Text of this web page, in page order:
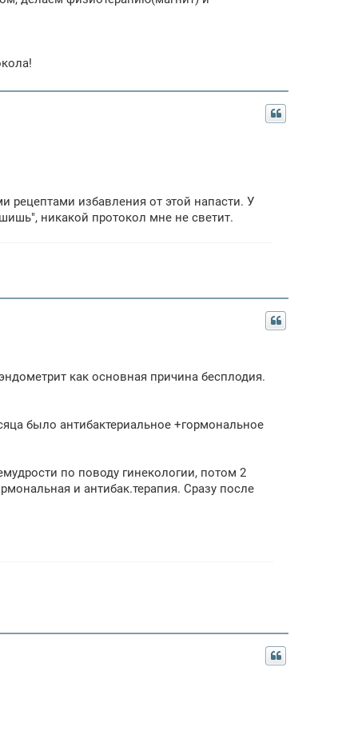
избавления от этой напасти. У
никакой протокол мне не светит.
как основная причина бесплодия.
было антибактериальное +гормональное
по поводу гинекологии, потом 2
и антибак.терапия. Сразу после